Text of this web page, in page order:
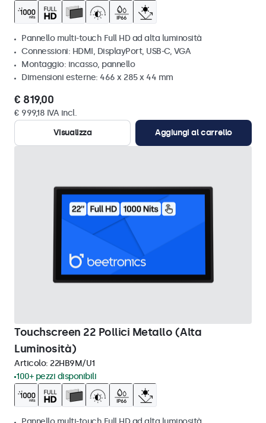
Pannello multi-touch Full HD ad alta luminosità
Connessioni: HDMI, DisplayPort, USB-C, VGA
Montaggio: incasso, pannello
Dimensioni esterne: 466 x 285 x 44 mm
€ 819,00
€ 999,18 IVA incl.
Visualizza
Aggiungi al carrello
Touchscreen 22 Pollici Metallo (Alta
Luminosità)
Articolo: 22HB9M/U1
100+ pezzi disponibili